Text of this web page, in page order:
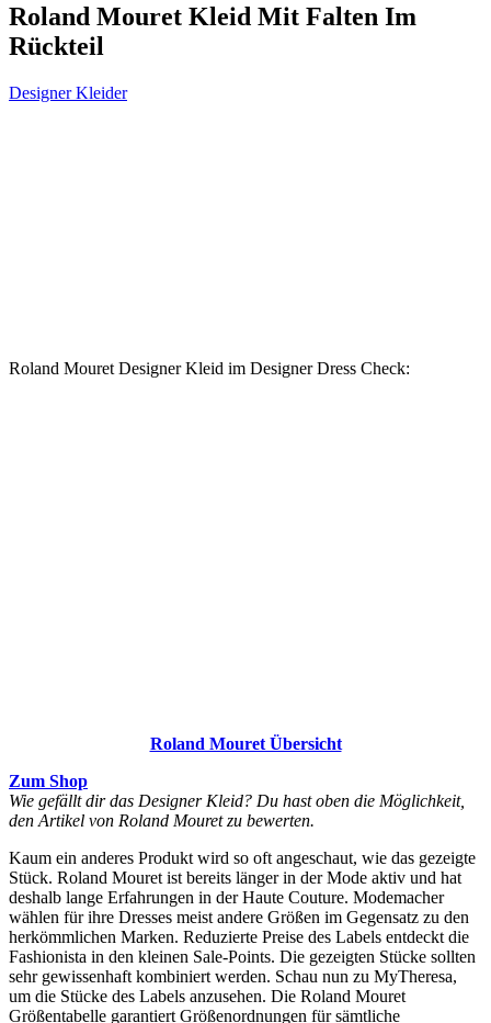
Roland Mouret Kleid Mit Falten Im
Rückteil
Designer Kleider
Roland Mouret Designer Kleid im Designer Dress Check:
Roland Mouret Übersicht
Zum Shop
Wie gefällt dir das Designer Kleid? Du hast oben die Möglichkeit,
den Artikel von Roland Mouret zu bewerten.
Kaum ein anderes Produkt wird so oft angeschaut, wie das gezeigte
Stück. Roland Mouret ist bereits länger in der Mode aktiv und hat
deshalb lange Erfahrungen in der Haute Couture. Modemacher
wählen für ihre Dresses meist andere Größen im Gegensatz zu den
herkömmlichen Marken. Reduzierte Preise des Labels entdeckt die
Fashionista in den kleinen Sale-Points. Die gezeigten Stücke sollten
sehr gewissenhaft kombiniert werden. Schau nun zu MyTheresa,
um die Stücke des Labels anzusehen. Die Roland Mouret
Größentabelle garantiert Größenordnungen für sämtliche